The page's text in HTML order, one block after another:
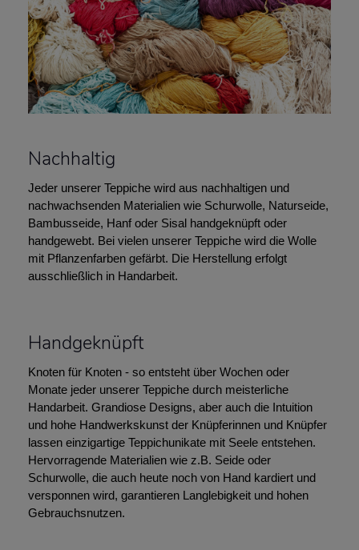
Nachhaltig
Jeder unserer Teppiche wird aus nachhaltigen und
nachwachsenden Materialien wie Schurwolle, Naturseide,
Bambusseide, Hanf oder Sisal handgeknüpft oder
handgewebt. Bei vielen unserer Teppiche wird die Wolle
mit Pflanzenfarben gefärbt. Die Herstellung erfolgt
ausschließlich in Handarbeit.
Handgeknüpft
Knoten für Knoten - so entsteht über Wochen oder
Monate jeder unserer Teppiche durch meisterliche
Handarbeit. Grandiose Designs, aber auch die Intuition
und hohe Handwerkskunst der Knüpferinnen und Knüpfer
lassen einzigartige Teppichunikate mit Seele entstehen.
Hervorragende Materialien wie z.B. Seide oder
Schurwolle, die auch heute noch von Hand kardiert und
versponnen wird, garantieren Langlebigkeit und hohen
Gebrauchsnutzen.